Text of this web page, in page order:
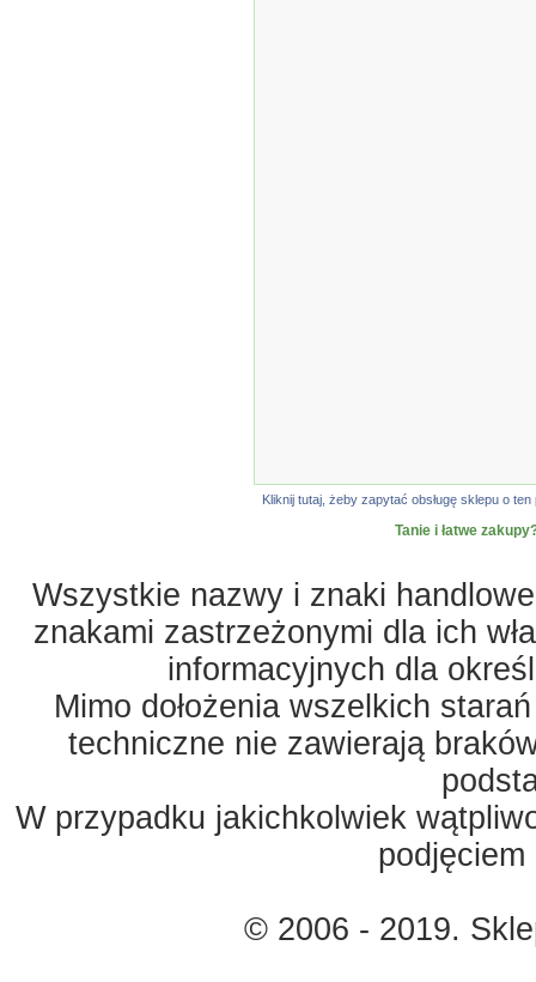
Kliknij tutaj, żeby zapytać obsługę sklepu o
Tanie i łatwe
Wszystkie nazwy i znaki
znakami zastrzeżonymi dla ich
informacyjnych dla
Mimo dołożenia wszelkich
techniczne nie zawierają
W przypadku jakichkolwiek
© 2006 - 2019.